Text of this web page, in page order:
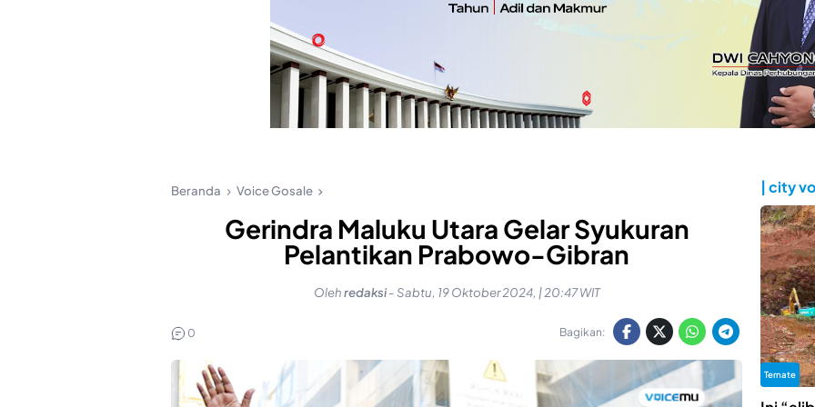
Beranda Voice Gosale
Gerindra Maluku Utara Gelar Syukuran
Pelantikan Prabowo-Gibran
Olehredaksi -Sabtu, 19 Oktober 2024, | 20:47 WIT
0 Bagikan:
| city
Ternate